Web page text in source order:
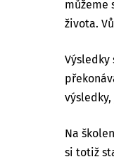
můžeme
života.
Na
si totiž